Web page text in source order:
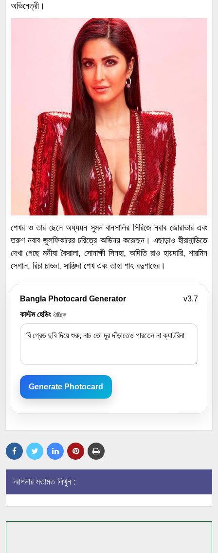
অভিনেত্রী।
শেখর ও তার ছেলে অধ্যয়ন সুমন বানসালির সিরিজে নবাব জোরাভার এবং
তরুণ নবাব জুলফিকারের চরিত্রে অভিনয় করেছেন। এছাড়াও হীরামান্ডিতে
দেখা গেছে মনীষা কৈরালা, সোনাক্ষী সিনহা, অদিতি রাও হায়দারি, শারমিন
সেগাল, রিচা চাড্ডা, সাঞ্জিদা শেখ এবং তাহা শাহ বদুশাহের।
Bangla Photocard Generator
v3.7
কাস্টম হেডিং ঐচ্ছিক
Generate Photocard
আপনার মতামত লিখুন :